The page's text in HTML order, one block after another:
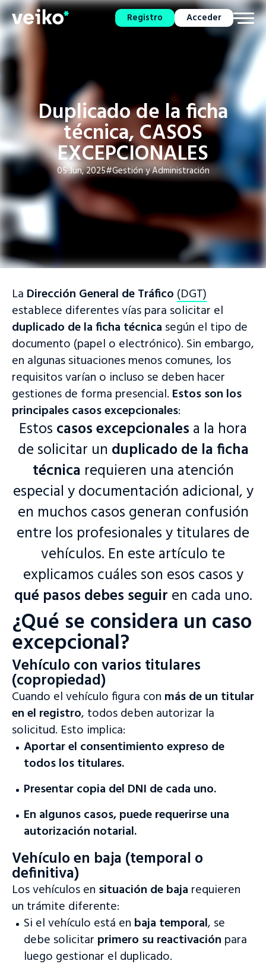
Registro Acceder
Duplicado de la ficha
técnica, CASOS
EXCEPCIONALES
05 Jun, 2025#Gestión y Administración
La Dirección General de Tráfico (DGT)
establece diferentes vías para solicitar el
duplicado de la ficha técnica según el tipo de
documento (papel o electrónico). Sin embargo,
en algunas situaciones menos comunes, los
requisitos varían o incluso se deben hacer
gestiones de forma presencial. Estos son los
principalescasos excepcionales:
Estos casos excepcionales a la hora
de solicitar un duplicado de la ficha
técnica requieren una atención
especial y documentación adicional, y
en muchos casos generan confusión
entre los profesionales y titulares de
vehículos. En este artículo te
explicamos cuáles son esos casos y
qué pasos debes seguir en cada uno.
¿Qué se considera un caso
excepcional?
Vehículo con varios titulares
(copropiedad)
Cuando el vehículo figura con más de un titular
en el registro, todos deben autorizar la
solicitud. Esto implica:
Aportar el consentimiento expreso de
todos los titulares.
Presentar copia del DNI de cada uno.
En algunos casos, puede requerirse una
autorización notarial.
Vehículo en baja (temporal o
definitiva)
Los vehículos en situación de baja requieren
un trámite diferente:
Si el vehículo está en baja temporal, se
debe solicitar primero su reactivación para
luego gestionar el duplicado.